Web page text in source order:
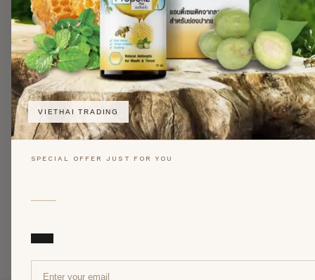
VIETHAI TRADING
SPECIAL OFFER JUST FOR YOU